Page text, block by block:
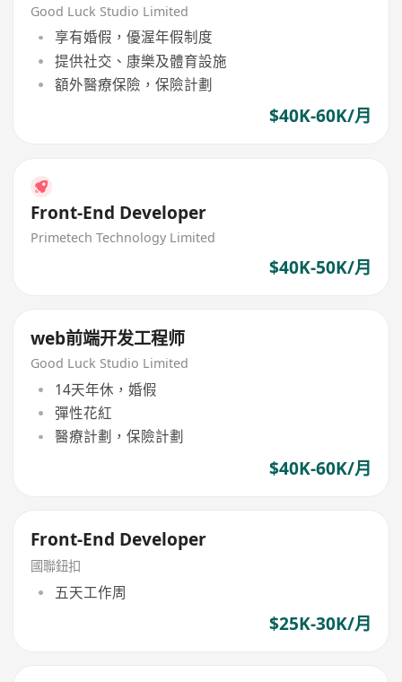
Good Luck Studio Limited
享有婚假，優渥年假制度
提供社交、康樂及體育設施
額外醫療保險，保險計劃
$40K-60K/月
Front-End Developer
Primetech Technology Limited
$40K-50K/月
web前端开发工程师
Good Luck Studio Limited
14天年休，婚假
彈性花紅
醫療計劃，保險計劃
$40K-60K/月
Front-End Developer
國聯鈕扣
五天工作周
$25K-30K/月